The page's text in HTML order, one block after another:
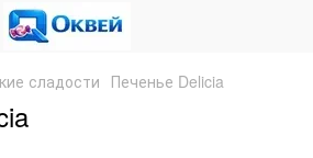
сладости Печенье Delicia